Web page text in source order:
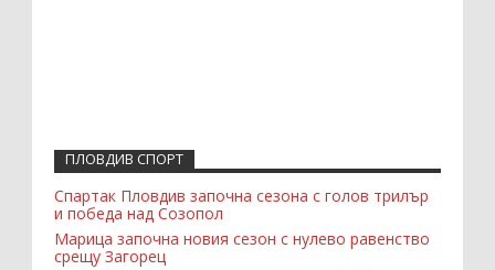
ПЛОВДИВ СПОРТ
Спартак Пловдив започна сезона с голов трилър
и победа над Созопол
Марица започна новия сезон с нулево равенство
срещу Загорец